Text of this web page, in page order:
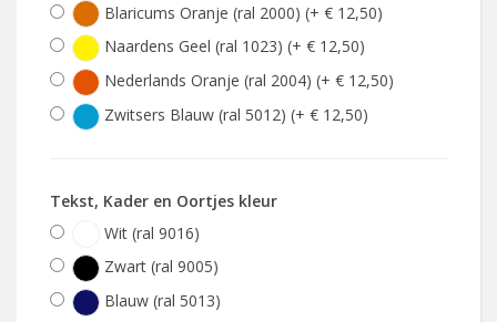
Blaricums Oranje (ral 2000) (+ € 12,50)
Naardens Geel (ral 1023) (+ € 12,50)
Nederlands Oranje (ral 2004) (+ € 12,50)
Zwitsers Blauw (ral 5012) (+ € 12,50)
Tekst, Kader en Oortjes kleur
Wit (ral 9016)
Zwart (ral 9005)
Blauw (ral 5013)